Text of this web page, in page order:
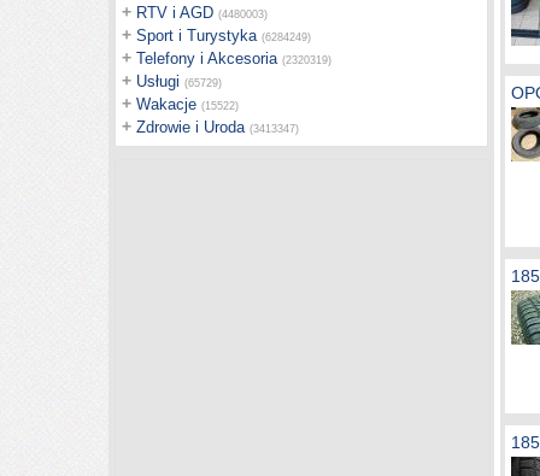
+ RTV i AGD (4480003)
+ Sport i Turystyka (6284249)
+ Telefony i Akcesoria (2320319)
+ Usługi (65729)
+ Wakacje (15522)
+ Zdrowie i Uroda (3413347)